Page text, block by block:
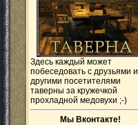
Здесь каждый может
побеседовать с друзьями и
другими посетителями
таверны за кружечкой
прохладной медовухи ;-)
Мы Вконтакте!